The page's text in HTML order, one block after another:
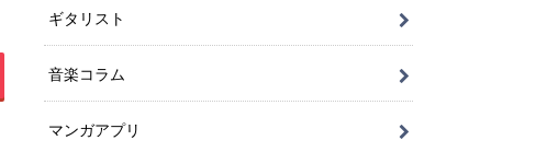
ギタリスト
音楽コラム
マンガアプリ